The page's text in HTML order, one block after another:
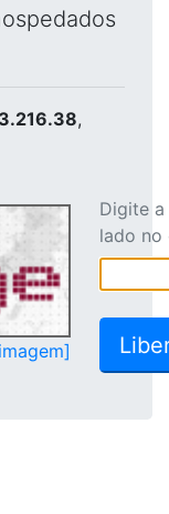
,
Digite
lado no